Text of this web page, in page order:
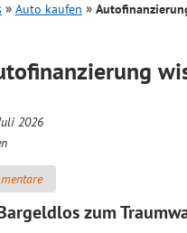
Auto kaufen
2026
zum